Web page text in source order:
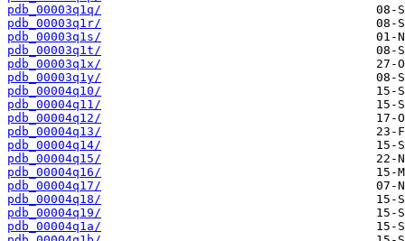
pdb_00003q1q/
pdb_00003q1r/
pdb_00003q1s/
pdb_00003q1t/
pdb_00003q1x/
pdb_00003q1y/
pdb_00004q10/
pdb_00004q11/
pdb_00004q12/
pdb_00004q13/
pdb_00004q14/
pdb_00004q15/
pdb_00004q16/
pdb_00004q17/
pdb_00004q18/
pdb_00004q19/
pdb_00004q1a/